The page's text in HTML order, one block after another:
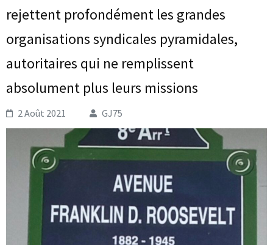
rejettent profondément les grandes
organisations syndicales pyramidales,
autoritaires qui ne remplissent
absolument plus leurs missions
2 Août 2021 GJ75